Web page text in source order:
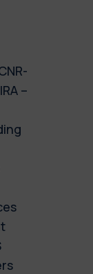
–